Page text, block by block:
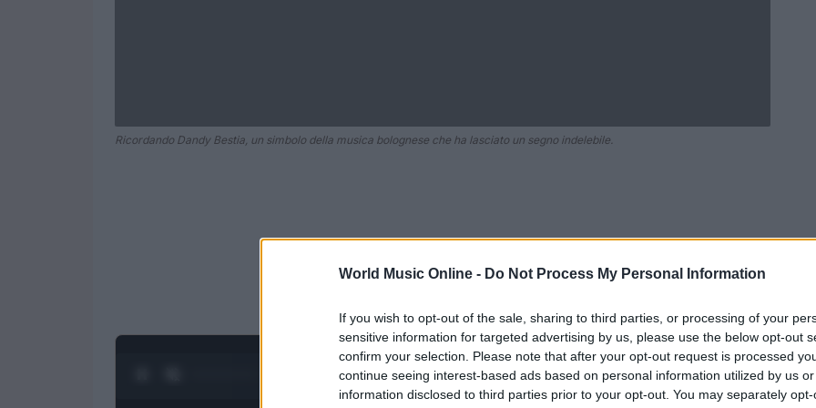
World Music Online - Do Not Process My Personal Information
If you wish to opt-out of the sale, sharing to third parties, or processing of your
sensitive information for targeted advertising by us, please use the below opt-out
confirm your selection. Please note that after your opt-out request is processed
continue seeing interest-based ads based on personal information utilized by us
information disclosed to third parties prior to your opt-out. You may separately
Ricordando Dandy Bestia, un simbolo della musica bolognese che ha lasciato un segno indelebile.
1/4 POWERED BYAdhubMedia